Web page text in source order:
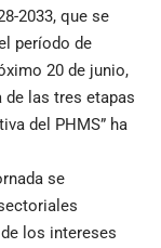
2033, que se
período de
20 de junio,
las tres etapas
del PHMS” ha
se
los intereses